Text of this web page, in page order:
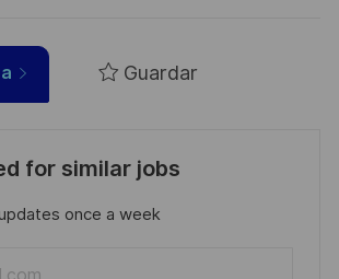
Guardar
for similar jobs
once a week